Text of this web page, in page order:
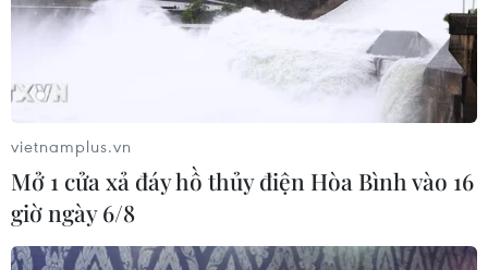
vietnamplus.vn
Mở 1 cửa xả đáy hồ thủy điện Hòa Bình vào 16
giờ ngày 6/8